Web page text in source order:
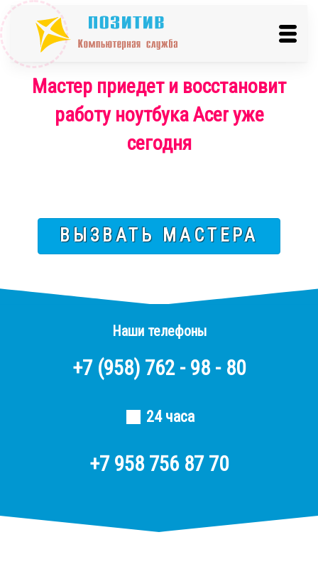
Мастер приедет и восстановит
работу ноутбука Acer уже
сегодня
ВЫЗВАТЬ МАСТЕРА
Наши телефоны
+7 (958) 762 - 98 - 80
24 часа
+7 958 756 87 70